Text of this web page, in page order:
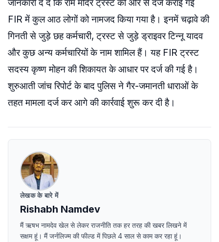
जानकारी दे दें कि राम मंदिर ट्रस्ट की ओर से दर्ज कराई गई
FIR में कुल आठ लोगों को नामजद किया गया है। इनमें चढ़ावे की
गिनती से जुड़े छह कर्मचारी, ट्रस्ट से जुड़े ड्राइवर टिन्नू यादव
और कुछ अन्य कर्मचारियों के नाम शामिल हैं। यह FIR ट्रस्ट
सदस्य कृष्ण मोहन की शिकायत के आधार पर दर्ज की गई है।
शुरुआती जांच रिपोर्ट के बाद पुलिस ने गैर-जमानती धाराओं के
तहत मामला दर्ज कर आगे की कार्रवाई शुरू कर दी है।
लेखक के बारे में
Rishabh Namdev
मैं ऋषभ नामदेव खेल से लेकर राजनीति तक हर तरह की खबर लिखने में
सक्षम हूं। मैं जर्नलिज्म की फील्ड में पिछले 4 साल से काम कर रहा हूं।